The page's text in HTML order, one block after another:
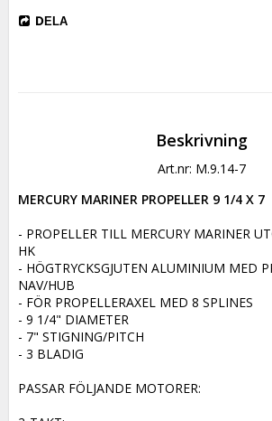
DELA
Beskrivning
Art.nr: M.9.14-7
MERCURY MARINER PROPELLER 9 1/4 X 7
- PROPELLER TILL MERCURY MARINER
HK
- HÖGTRYCKSGJUTEN ALUMINIUM MED
NAV/HUB
- FÖR PROPELLERAXEL MED 8 SPLINES
- 9 1/4" DIAMETER
- 7" STIGNING/PITCH
- 3 BLADIG
PASSAR FÖLJANDE MOTORER: